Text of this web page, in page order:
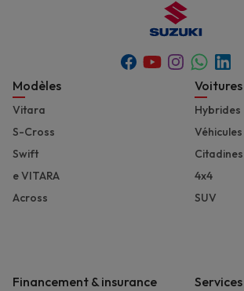
Facebook
YoutubeInstagram
Whatsapp
Footer
Modèles
Vitara
S-Cross
Swift
e VITARA
Across
Voitures
Hybrides
Citadines
4x4
SUV
Financement & insurance Services